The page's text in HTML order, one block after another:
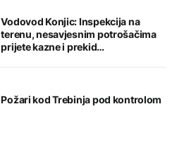
Vodovod Konjic: Inspekcija na
terenu, nesavjesnim potrošačima
prijete kazne i prekid
Požari kod Trebinja pod kontrolom